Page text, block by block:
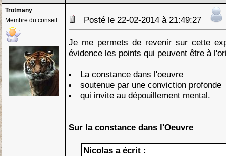
Trotmany
Membre du conseil
Posté le 22-02-2014 à 21:49:27
Je me permets de revenir sur cette
évidence les points qui peuvent être à
La constance dans l'oeuvre
soutenue par une conviction profonde
qui invite au dépouillement mental.
Sur la constance dans l'Oeuvre
Nicolas a écrit :